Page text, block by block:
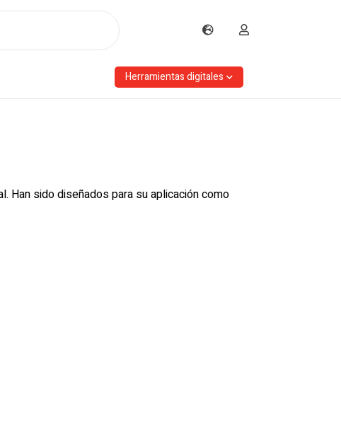
Herramientas digitales
Han sido diseñados para su aplicación como